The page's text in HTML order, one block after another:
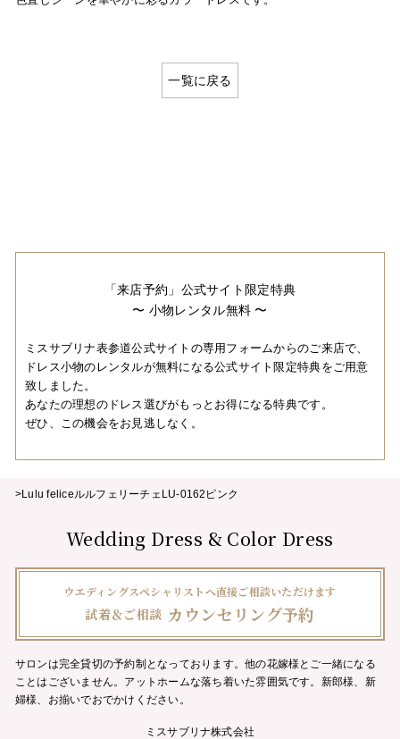
一覧に戻る
「来店予約」公式サイト限定特典
〜 小物レンタル無料 〜
ミスサブリナ表参道公式サイトの専用フォームからのご来店で、
ドレス小物のレンタルが無料になる公式サイト限定特典をご用意
致しました。
あなたの理想のドレス選びがもっとお得になる特典です。
ぜひ、この機会をお見逃しなく。
>Lulu feliceルルフェリーチェLU-0162ピンク
Wedding Dress & Color Dress
ウエディングスペシャリストへ直接ご相談いただけます
試着＆ご相談 カウンセリング予約
サロンは完全貸切の予約制となっております。他の花嫁様とご一緒になる
ことはございません。 アットホームな落ち着いた雰囲気です。新郎様、新
婦様、お揃いでおでかけください。
ミスサブリナ株式会社